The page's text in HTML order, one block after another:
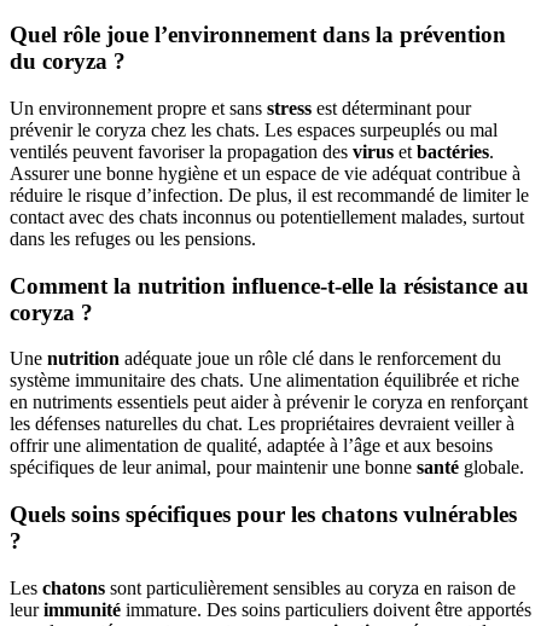
Quel rôle joue l’environnement dans la prévention
du coryza ?
Un environnement propre et sans stress est déterminant pour
prévenir le coryza chez les chats. Les espaces surpeuplés ou mal
ventilés peuvent favoriser la propagation des virus et bactéries.
Assurer une bonne hygiène et un espace de vie adéquat contribue à
réduire le risque d’infection. De plus, il est recommandé de limiter le
contact avec des chats inconnus ou potentiellement malades, surtout
dans les refuges ou les pensions.
Comment la nutrition influence-t-elle la résistance au
coryza ?
Une nutrition adéquate joue un rôle clé dans le renforcement du
système immunitaire des chats. Une alimentation équilibrée et riche
en nutriments essentiels peut aider à prévenir le coryza en renforçant
les défenses naturelles du chat. Les propriétaires devraient veiller à
offrir une alimentation de qualité, adaptée à l’âge et aux besoins
spécifiques de leur animal, pour maintenir une bonne santé globale.
Quels soins spécifiques pour les chatons vulnérables
?
Les chatons sont particulièrement sensibles au coryza en raison de
leurimmunité immature. Des soins particuliers doivent être apportés